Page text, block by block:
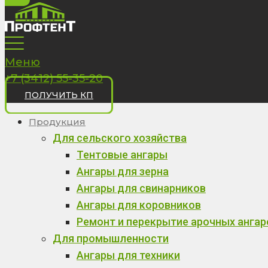
Меню
+7 (3412) 55-35-20
ПОЛУЧИТЬ КП
Продукция
Для сельского хозяйства
Тентовые ангары
Ангары для зерна
Ангары для свинарников
Ангары для коровников
Ремонт и перекрытие арочных
Для промышленности
Ангары для техники